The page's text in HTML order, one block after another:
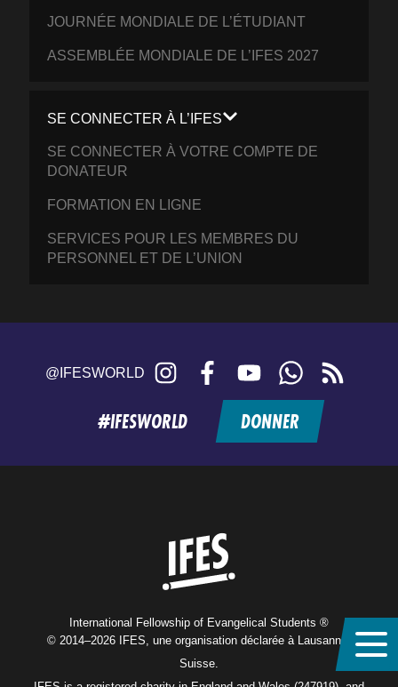
JOURNÉE MONDIALE DE L’ÉTUDIANT
ASSEMBLÉE MONDIALE DE L’IFES 2027
SE CONNECTER À L’IFES
SE CONNECTER À VOTRE COMPTE DE
DONATEUR
FORMATION EN LIGNE
SERVICES POUR LES MEMBRES DU
PERSONNEL ET DE L’UNION
@IFESWORLD Instagram FacebookYouTubeWhatsApp
feed
#IFESWORLD DONNER
International Fellowship of Evangelical Students ®
© 2014–2026 IFES, une organisation déclarée à Lausanne,
Suisse.